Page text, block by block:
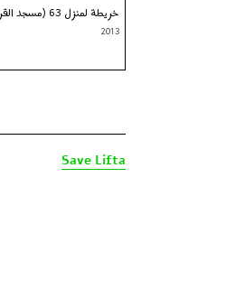
خريطة لمنزل 63 (مسجد القرية)
2013
Save Lifta